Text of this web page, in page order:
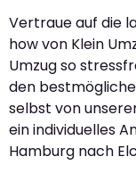
Vertraue auf die
how von Klein
Umzug so
den
selbst von
ein individuelles
Hamburg nach